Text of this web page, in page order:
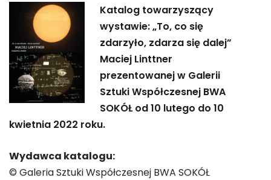
Katalog towarzyszący
wystawie: „To, co się
zdarzyło, zdarza się dalej”
Maciej Linttner
prezentowanej w Galerii
Sztuki Współczesnej BWA
SOKÓŁ od 10 lutego do 10
kwietnia 2022 roku.
Wydawca katalogu:
© Galeria Sztuki Współczesnej BWA SOKÓŁ